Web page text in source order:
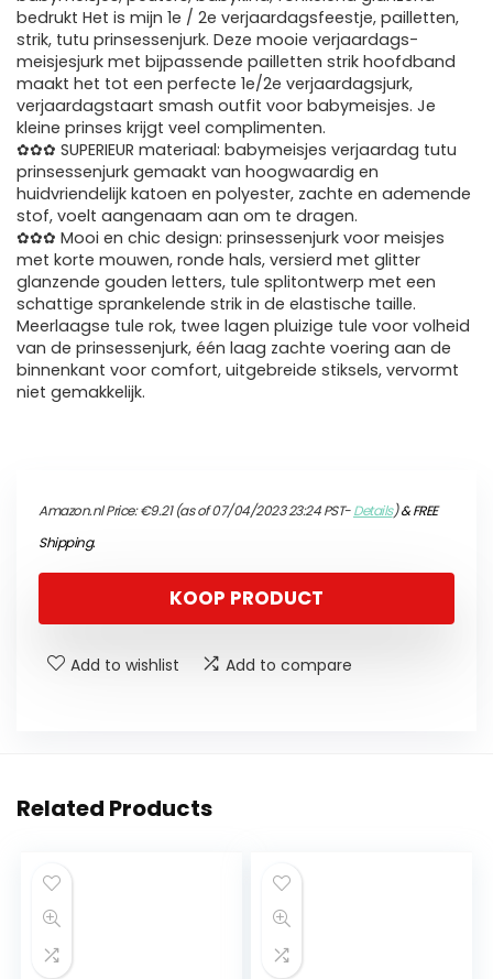
bedrukt Het is mijn 1e / 2e verjaardagsfeestje, pailletten,
strik, tutu prinsessenjurk. Deze mooie verjaardags-
meisjesjurk met bijpassende pailletten strik hoofdband
maakt het tot een perfecte 1e/2e verjaardagsjurk,
verjaardagstaart smash outfit voor babymeisjes. Je
kleine prinses krijgt veel complimenten.
✿✿✿ SUPERIEUR materiaal: babymeisjes verjaardag tutu
prinsessenjurk gemaakt van hoogwaardig en
huidvriendelijk katoen en polyester, zachte en ademende
stof, voelt aangenaam aan om te dragen.
✿✿✿ Mooi en chic design: prinsessenjurk voor meisjes
met korte mouwen, ronde hals, versierd met glitter
glanzende gouden letters, tule splitontwerp met een
schattige sprankelende strik in de elastische taille.
Meerlaagse tule rok, twee lagen pluizige tule voor volheid
van de prinsessenjurk, één laag zachte voering aan de
binnenkant voor comfort, uitgebreide stiksels, vervormt
niet gemakkelijk.
Amazon.nl Price:€9.21(as of 07/04/2023 23:24 PST-Details)&FREE
Shipping.
KOOP PRODUCT
Add to wishlist Add to compare
Related Products